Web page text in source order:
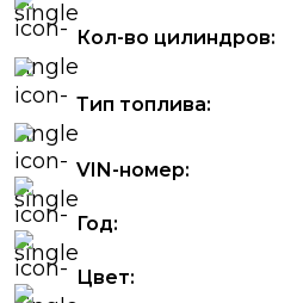
Кол-во цилиндров:
Тип топлива:
VIN-номер:
Год:
Цвет: